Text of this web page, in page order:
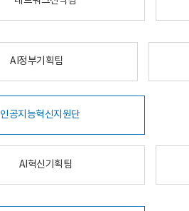
AI정부기획팀
인공지능혁신지원단
AI혁신기획팀